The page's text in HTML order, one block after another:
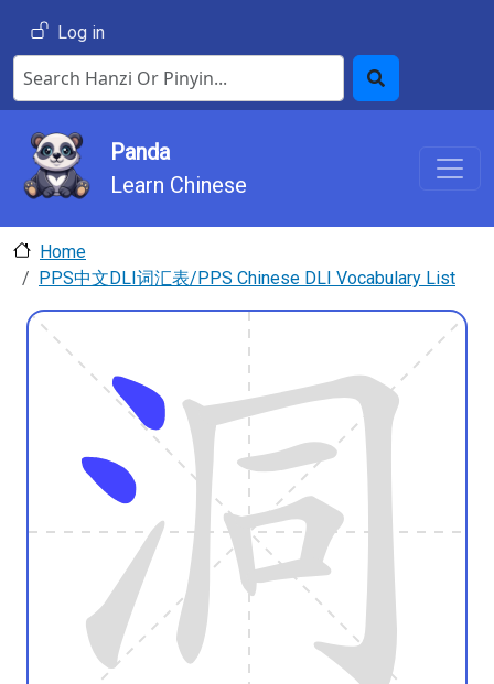
User account menu
Log in
Search Hanzi or Pinyin
Search
Panda
Learn Chinese
Home
PPS中文DLI词汇表/PPS Chinese DLI Vocabulary List